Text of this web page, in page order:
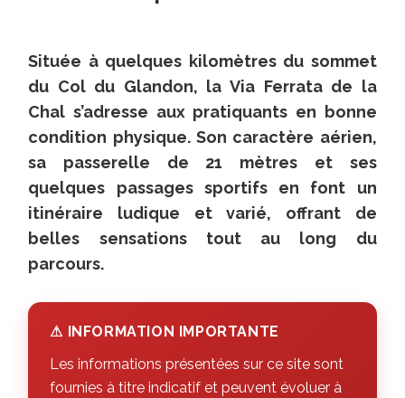
via
:
Excellent
—
Note
:
★★★★★
5/5
—
le
19/07/2026
à
13:58
Située à quelques kilomètres du sommet
du Col du Glandon, la Via Ferrata de la
Chal s’adresse aux pratiquants en bonne
condition physique. Son caractère aérien,
sa passerelle de 21 mètres et ses
quelques passages sportifs en font un
itinéraire ludique et varié, offrant de
belles sensations tout au long du
parcours.
⚠ INFORMATION IMPORTANTE
Les informations présentées sur ce site sont
fournies à titre indicatif et peuvent évoluer à